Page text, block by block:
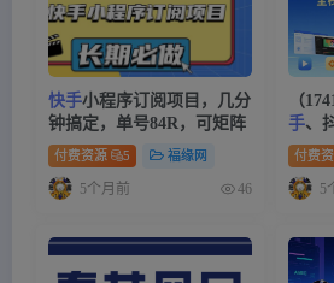
快手小程序订阅项目，几分
钟搞定，单号84R，可矩阵
付费资源 5 福缘网
5个月前 46
（
手、
辑+数
新：
付费
5